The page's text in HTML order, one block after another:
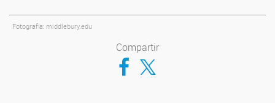
Fotografía: middlebury.edu
Compartir
Compartir en Facebook
Compartir en Twitter